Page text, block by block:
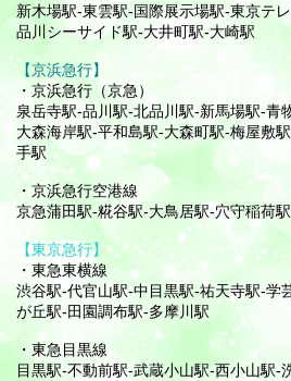
新木場駅-東雲駅-国際展示場駅-東京テ
品川シーサイド駅-大井町駅-大崎駅
【京浜急行】
・京浜急行（京急）
泉岳寺駅-品川駅-北品川駅-新馬場駅-青
大森海岸駅-平和島駅-大森町駅-梅屋敷
手駅
・京浜急行空港線
京急蒲田駅-糀谷駅-大鳥居駅-穴守稲荷
【東京急行】
・東急東横線
渋谷駅-代官山駅-中目黒駅-祐天寺駅-学
が丘駅-田園調布駅-多摩川駅
・東急目黒線
目黒駅-不動前駅-武蔵小山駅-西小山駅-